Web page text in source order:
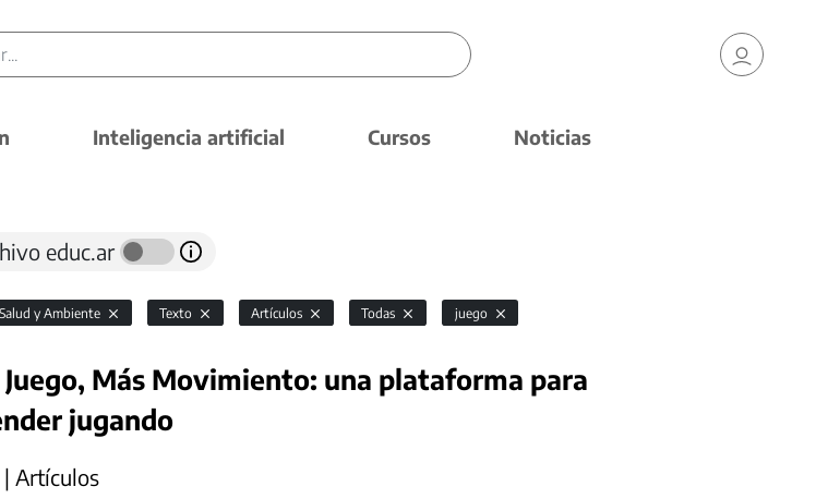
Inteligencia artificial Cursos Noticias
educ.ar
Salud y Ambiente Texto Artículos Todas juego
Juego, Más Movimiento: una plataforma para
jugando
Artículos